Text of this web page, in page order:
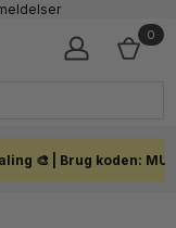
50
0
🎨 | Brug koden: